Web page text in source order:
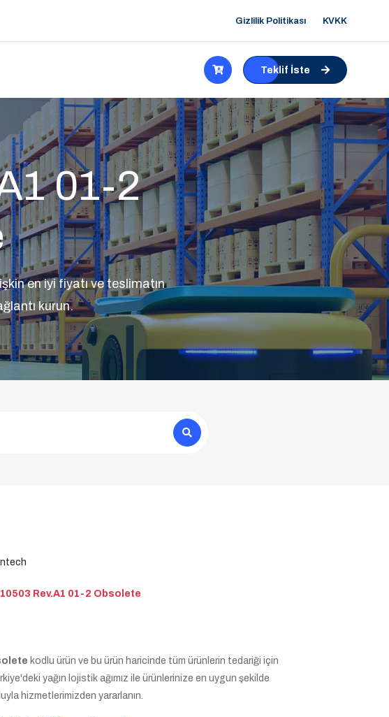
Gizlilik Politikası KVKK
Teklif İste
01-2
en iyi fiyatı ve teslimatın
kurun.
10503 Rev.A1 01-2 Obsolete
kodlu ürün ve bu ürün haricinde tüm ürünlerin tedariği için
yağın lojistik ağımız ile ürünlerinize en uygun şekilde
hizmetlerimizden yararlanın.